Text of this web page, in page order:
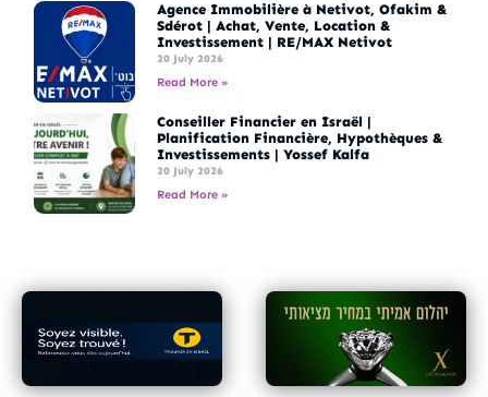
Agence Immobilière à Netivot, Ofakim &
Sdérot | Achat, Vente, Location &
Investissement | RE/MAX Netivot
20 July 2026
Read More »
Conseiller Financier en Israël |
Planification Financière, Hypothèques &
Investissements | Yossef Kalfa
20 July 2026
Read More »